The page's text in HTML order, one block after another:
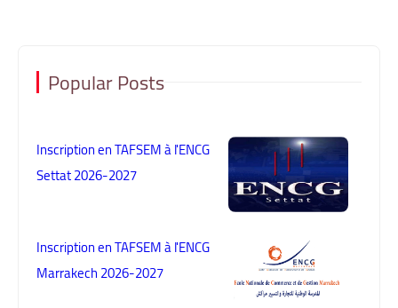
Popular Posts
Inscription en TAFSEM à l'ENCG
Settat 2026-2027
Inscription en TAFSEM à l'ENCG
Marrakech 2026-2027